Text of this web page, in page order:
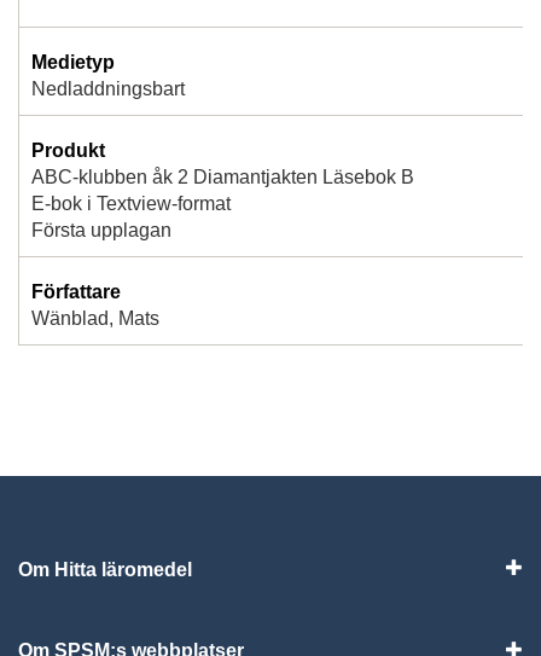
Medietyp
Nedladdningsbart
Produkt
ABC-klubben åk 2 Diamantjakten Läsebok B
E-bok i Textview-format
Första upplagan
Författare
Wänblad, Mats
Om Hitta läromedel
Om SPSM:s webbplatser